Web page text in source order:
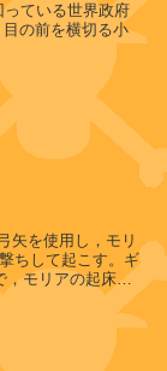
ちして起こす。ギ
，モリアの起床の